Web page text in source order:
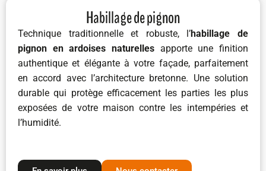
Habillage de pignon
Technique traditionnelle et robuste, l’habillage de
pignon en ardoises naturelles apporte une finition
authentique et élégante à votre façade, parfaitement
en accord avec l’architecture bretonne. Une solution
durable qui protège efficacement les parties les plus
exposées de votre maison contre les intempéries et
l’humidité.